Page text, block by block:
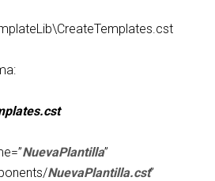
NuevaPlantilla”
NuevaPlantilla.cst”